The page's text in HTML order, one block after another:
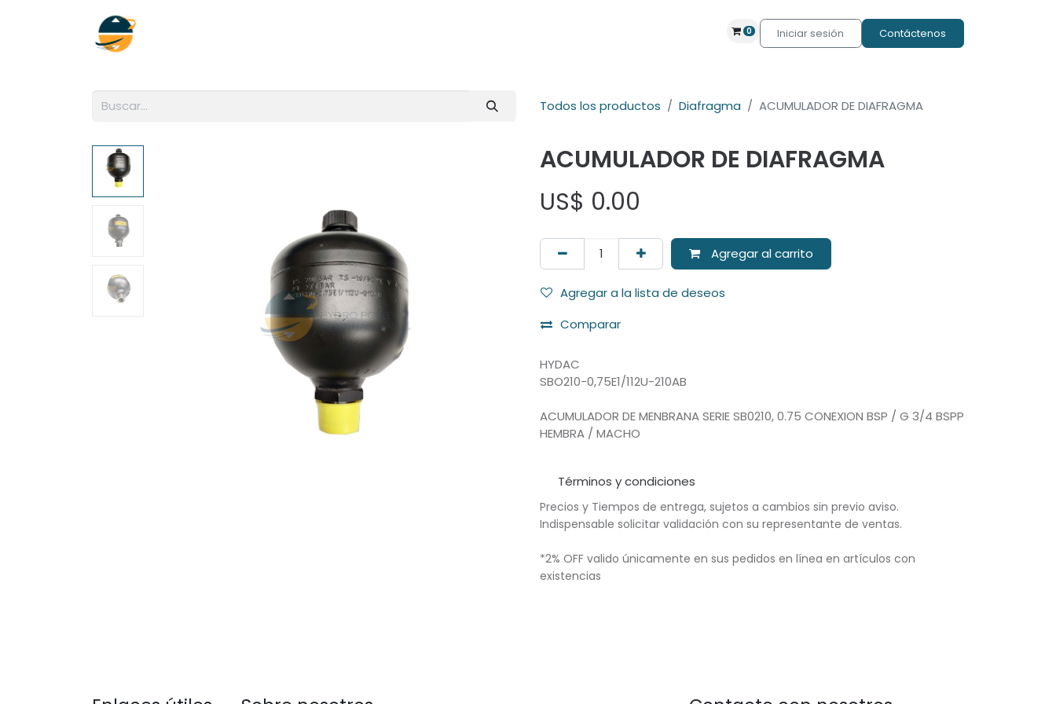
0 Iniciar sesión Contáctenos
Todos los productos Diafragma ACUMULADOR DE DIAFRAGMA
ACUMULADOR DE DIAFRAGMA
US$ 0.00
Agregar al carrito
Agregar a la lista de deseos
Comparar
HYDAC
SBO210-0,75E1/112U-210AB
ACUMULADOR DE MENBRANA SERIE SB0210, 0.75 CONEXION BSP / G 3/4 BSPP
HEMBRA / MACHO
Términos y condiciones
Precios y Tiempos de entrega, sujetos a cambios sin previo aviso.
Indispensable solicitar validación con su representante de ventas.
*2% OFF valido únicamente en sus pedidos en línea en artículos con
existencias